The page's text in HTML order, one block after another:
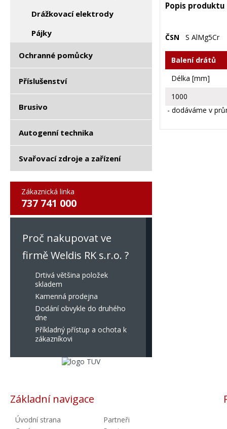
Drážkovací elektrody
Pájky
Ochranné pomůcky
Příslušenství
Brusivo
Autogenní technika
Svařovací zdroje a zařízení
Zákaznická linka
737 741 000
Proč nakupovat ve
firmě Weldis RK s.r.o. ?
Drtivá většina položek
skladem
Kamenná prodejna
Dodání obvykle do druhého
dne
Příkladný přístup a ochota k
zákazníkovi
Popis produktu
ČSN S AlMg5Cr
Balení drátů
Délka [mm]
1000
- dodáváme v
Základní navigace
Úvodní strana
Partneři